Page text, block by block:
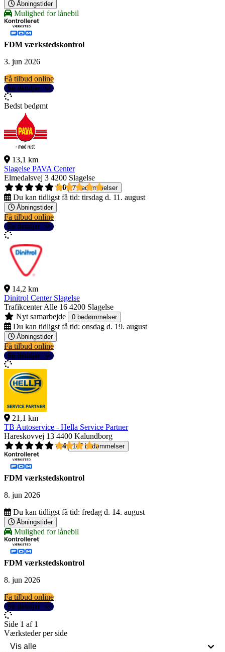
Åbningstider
Mulighed for lånebil
FDM værkstedskontrol
3. jun 2026
Få tilbud online
Se detaljer
Bedst bedømt
13,1 km
Slagelse PAVA Center
Elmedalsvej 3 4200 Slagelse
5,0
7 bedømmelser
Du kan tidligst få tid: tirsdag d. 11. august
Åbningstider
Få tilbud online
Se detaljer
14,2 km
Dinitrol Center Slagelse
Trafikcenter Alle 16 4200 Slagelse
Nyt samarbejde
0 bedømmelser
Du kan tidligst få tid: onsdag d. 19. august
Åbningstider
Få tilbud online
Se detaljer
21,1 km
TB Autoservice - Hella Service Partner
Hareskovvej 13 4400 Kalundborg
4,4
147 bedømmelser
FDM værkstedskontrol
8. jun 2026
Du kan tidligst få tid: fredag d. 14. august
Åbningstider
Mulighed for lånebil
FDM værkstedskontrol
8. jun 2026
Få tilbud online
Se detaljer
Side 1 af 1
Værksteder per side